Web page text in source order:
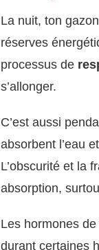
La nuit, ton
réserves
processus de
s’allonger.
C’est aussi
absorbent l’eau
L’obscurité et la
absorption,
Les hormones
durant certaines